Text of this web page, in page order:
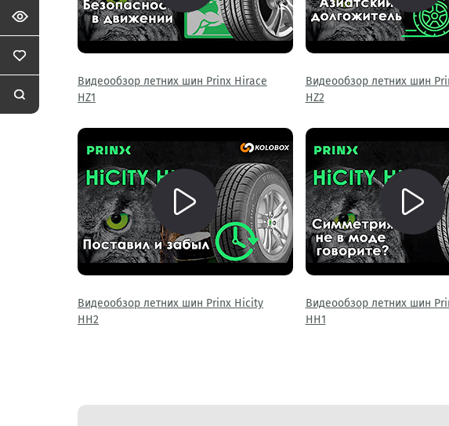
Видеообзор летних шин Prinx Hirace
HZ1
Видеообзор летних шин
HZ2
Видеообзор летних шин Prinx Hicity
HH2
Видеообзор летних шин
HH1